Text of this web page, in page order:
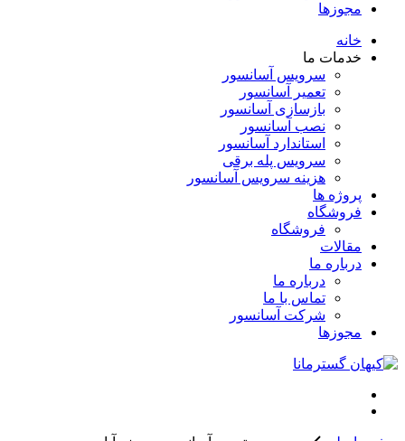
مجوزها
خانه
خدمات ما
سرویس آسانسور
تعمیر آسانسور
بازسازی آسانسور
نصب آسانسور
استاندارد آسانسور
سرویس پله برقی
هزینه سرویس آسانسور
پروژه ها
فروشگاه
فروشگاه
مقالات
درباره ما
درباره ما
تماس با ما
شرکت آسانسور
مجوزها